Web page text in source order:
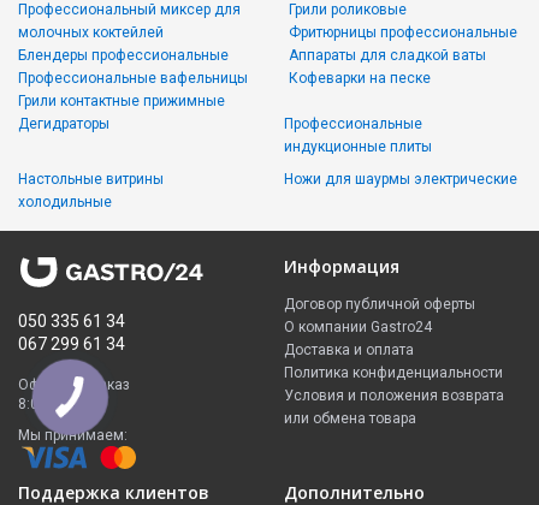
Профессиональный миксер для
молочных коктейлей
Блендеры профессиональные
Профессиональные вафельницы
Грили контактные прижимные
Грили роликовые
Фритюрницы профессиональные
Аппараты для сладкой ваты
Кофеварки на песке
Дегидраторы
Настольные витрины
холодильные
Профессиональные
индукционные плиты
Ножи для шаурмы электрические
050 335 61 34
067 299 61 34
Оформить заказ
8:00 - 23:00
Мы принимаем:
Информация
Договор публичной оферты
О компании Gastro24
Доставка и оплата
Политика конфиденциальности
Условия и положения возврата
или обмена товара
Поддержка клиентов Дополнительно